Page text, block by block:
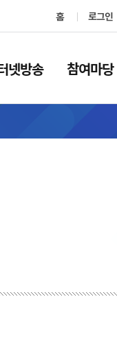
홈 로그인
넷방송 참여마당